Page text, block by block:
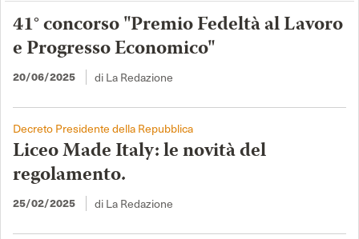
41° concorso "Premio Fedeltà al Lavoro
e Progresso Economico"
20/06/2025 di La Redazione
Decreto Presidente della Repubblica
Liceo Made Italy: le novità del
regolamento.
25/02/2025 di La Redazione